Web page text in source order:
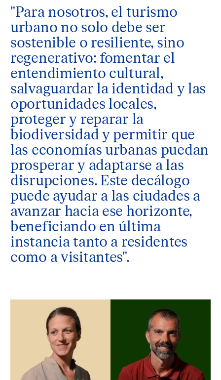
"Para nosotros, el turismo
urbano no solo debe ser
sostenible o resiliente, sino
regenerativo: fomentar el
entendimiento cultural,
salvaguardar la identidad y las
oportunidades locales,
proteger y reparar la
biodiversidad y permitir que
las economías urbanas puedan
prosperar y adaptarse a las
disrupciones. Este decálogo
puede ayudar a las ciudades a
avanzar hacia ese horizonte,
beneficiando en última
instancia tanto a residentes
como a visitantes".